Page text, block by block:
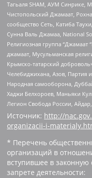
Тагьаля SHAM, АУМ Синрике,
Чистопольский Джамаат,
сообщество Сеть, Катиба
Сунна Валь Джамаа, National
Религиозная группа “Джамаат
джамаат, Мусульманская
Крымско-татарский
Челебиджихана, Азов, Партия
Народная самооборона,
Хаджи Белхороев, Маньяки
Легион Свобода России,
Источник: http://
organizacii-i-
* Перечень
организаций в
вступившее в
запрете деятельности: